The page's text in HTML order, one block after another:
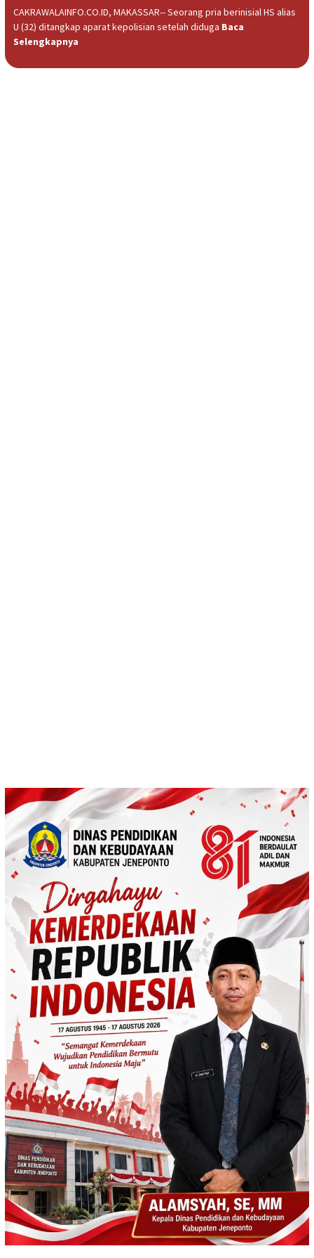
CAKRAWALAINFO.CO.ID, MAKASSAR-- Seorang pria berinisial HS alias
U (32) ditangkap aparat kepolisian setelah diduga Baca
Selengkapnya